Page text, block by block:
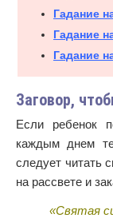
Гадание
Гадание
Гадание
Заговор,
Если ребенок
каждым днем
следует читать
на рассвете и
«Святая